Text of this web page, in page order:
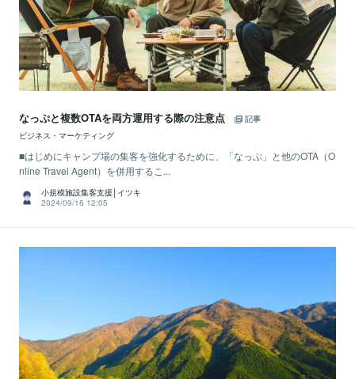
なっぷと複数OTAを両方運用する際の注意点
記事
ビジネス・マーケティング
■はじめにキャンプ場の集客を強化するために、「なっぷ」と他のOTA（O
nline Travel Agent）を併用するこ...
小規模施設集客支援│イツキ
2024/09/16 12:05